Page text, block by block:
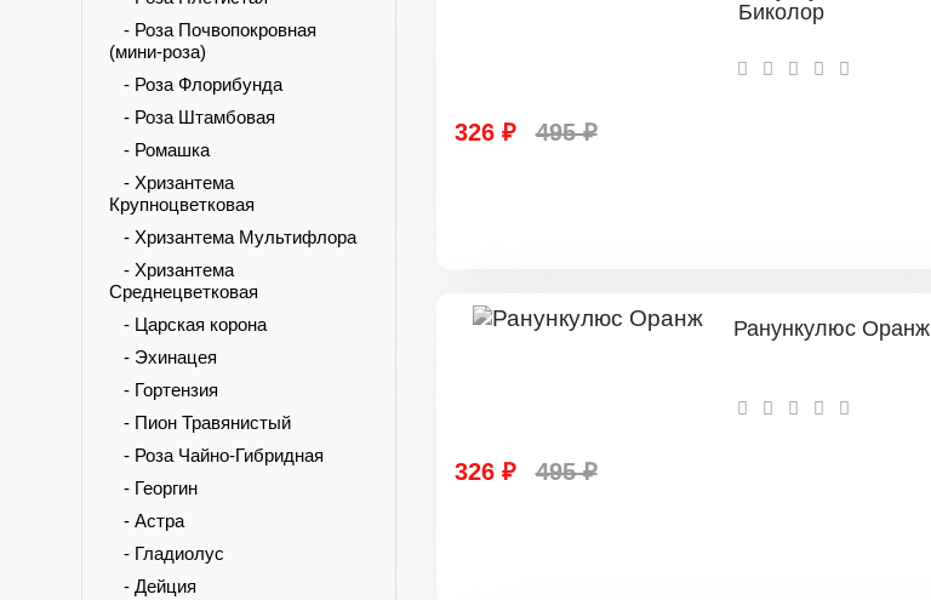
- Роза Почвопокровная
(мини-роза)
- Роза Флорибунда
- Роза Штамбовая
- Ромашка
- Хризантема
Крупноцветковая
- Хризантема Мультифлора
- Хризантема
Среднецветковая
- Царская корона
- Эхинацея
- Гортензия
- Пион Травянистый
- Роза Чайно-Гибридная
- Георгин
- Астра
- Гладиолус
- Дейция
Биколор
326 ₽ 495 ₽
Ранункулюс Оранж
326 ₽ 495 ₽